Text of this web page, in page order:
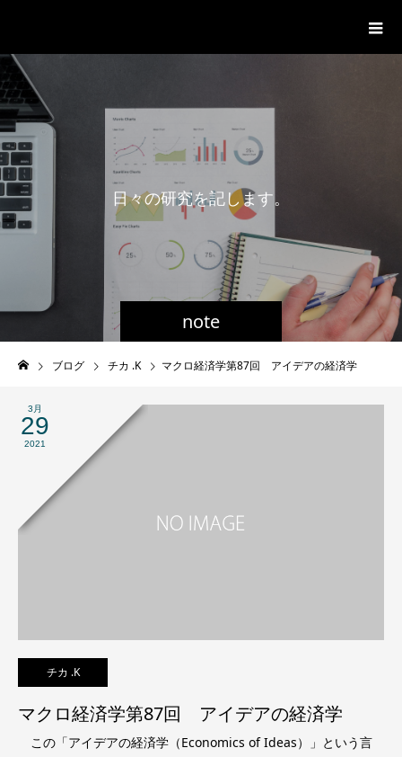
一般社団法人グローバル都市経営学
note
日々の研究を記します。
ブログ チカ .K マクロ経済学第87回 アイデアの経済学
3月
29
2021
チカ .K
マクロ経済学第87回 アイデアの経済学
この「アイデアの経済学（Economics of Ideas）」という言